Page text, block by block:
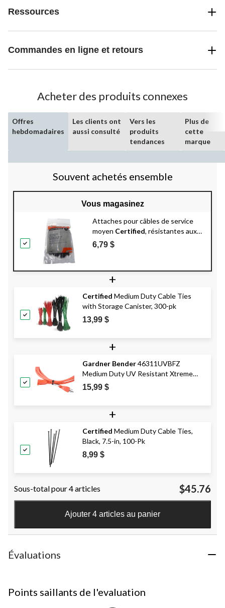
Ressources
Commandes en ligne et retours
Acheter des produits connexes
Offres
hebdomadaires
Les clients ont
aussi consulté
Vers les
produits
tendances
Plus de
cette
marque
Souvent achetés ensemble
Vous magasinez
Attaches pour câbles de service
moyen Certified, résistantes aux
rayons UV et à la rupture de 18 lb,
homologuées UL, noir, 4 po, paq.
6,79 $
+
Certified Medium Duty Cable Ties
with Storage Canister, 300-pk
13,99 $
+
Gardner Bender46311UVBFZ
Medium Duty UV Resistant Xtreme
Cable Ties, Black, 11-in, 100-pk
15,99 $
+
Certified Medium Duty Cable Ties,
Black, 7.5-in, 100-Pk
8,99 $
Sous-total pour 4 articles $45.76
Ajouter 4 articles au panier
Évaluations
Points saillants de l'evaluation